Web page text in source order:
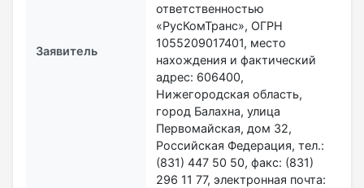
Заявитель
ответственностью
«РусКомТранс», ОГРН
1055209017401, место
нахождения и фактический
адрес: 606400,
Нижегородская область,
город Балахна, улица
Первомайская, дом 32,
Российская Федерация, тел.:
(831) 447 50 50, факс: (831)
296 11 77, электронная почта: